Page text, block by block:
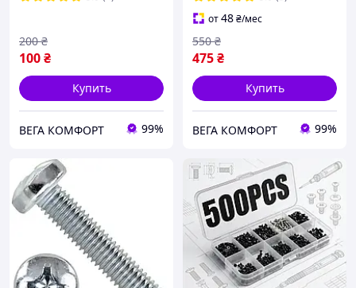
100₴
200 ₴
Купить
ВЕГА КОМФОРТ 99%
от48₴/мес
475₴
550 ₴
Купить
ВЕГА КОМФОРТ 99%